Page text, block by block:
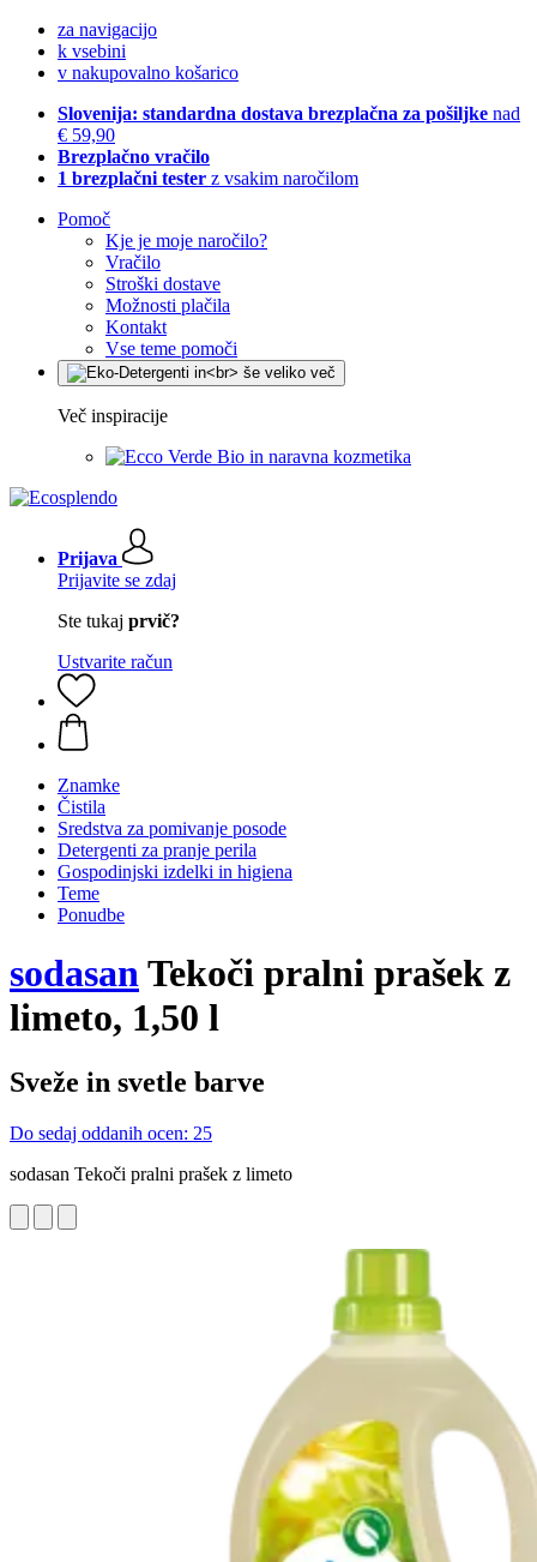
za navigacijo
k vsebini
v nakupovalno košarico
Slovenija: standardna dostava brezplačna za pošiljke nad
€ 59,90
Brezplačno vračilo
1 brezplačni tester z vsakim naročilom
Pomoč
Kje je moje naročilo?
Vračilo
Stroški dostave
Možnosti plačila
Kontakt
Vse teme pomoči
Več inspiracije
Bio in naravna kozmetika
Prijava
Prijavite se zdaj
Ste tukaj prvič?
Ustvarite račun
Znamke
Čistila
Sredstva za pomivanje posode
Detergenti za pranje perila
Gospodinjski izdelki in higiena
Teme
Ponudbe
sodasanTekoči pralni prašek z
limeto, 1,50 l
Sveže in svetle barve
Do sedaj oddanih ocen: 25
sodasan Tekoči pralni prašek z limeto